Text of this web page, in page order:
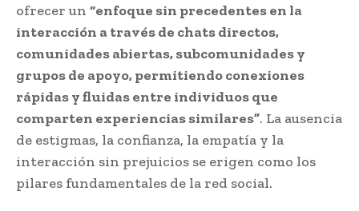
ofrecer un “enfoque sin precedentes en la
interacción a través de chats directos,
comunidades abiertas, subcomunidades y
grupos de apoyo, permitiendo conexiones
rápidas y fluidas entre individuos que
comparten experiencias similares”. La ausencia
de estigmas, la confianza, la empatía y la
interacción sin prejuicios se erigen como los
pilares fundamentales de la red social.